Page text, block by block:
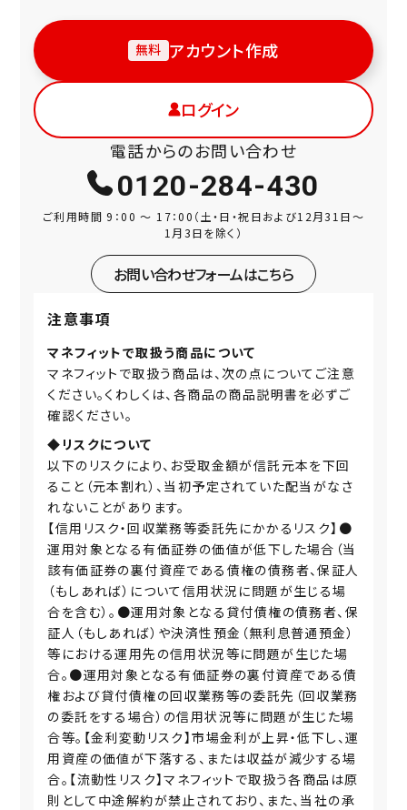
無料 アカウント作成
ログイン
電話からのお問い合わせ
0120-284-430
ご利用時間 9：00 ～ 17：00 （土・日・祝日および12月31日～
1月3日を除く）
お問い合わせフォームはこちら
注意事項
マネフィットで取扱う商品について
マネフィットで取扱う商品は、次の点についてご注意
ください。くわしくは、各商品の商品説明書を必ずご
確認ください。
◆リスクについて
以下のリスクにより、お受取金額が信託元本を下回
ること（元本割れ）、当初予定されていた配当がなさ
れないことがあります。
【信用リスク・回収業務等委託先にかかるリスク】●
運用対象となる有価証券の価値が低下した場合（当
該有価証券の裏付資産である債権の債務者、保証人
（もしあれば）について信用状況に問題が生じる場
合を含む）。●運用対象となる貸付債権の債務者、保
証人（もしあれば）や決済性預金（無利息普通預金）
等における運用先の信用状況等に問題が生じた場
合。●運用対象となる有価証券の裏付資産である債
権および貸付債権の回収業務等の委託先（回収業務
の委託をする場合）の信用状況等に問題が生じた場
合等。【金利変動リスク】市場金利が上昇・低下し、運
用資産の価値が下落する、または収益が減少する場
合。【流動性リスク】マネフィットで取扱う各商品は原
則として中途解約が禁止されており、また、当社の承